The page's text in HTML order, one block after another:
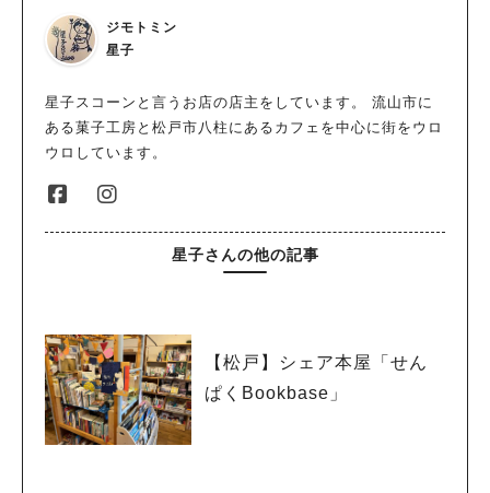
ジモトミン
星子
星子スコーンと言うお店の店主をしています。 流山市に
ある菓子工房と松戸市八柱にあるカフェを中心に街をウロ
ウロしています。
星子さんの他の記事
【松戸】シェア本屋「せん
ぱくBookbase」